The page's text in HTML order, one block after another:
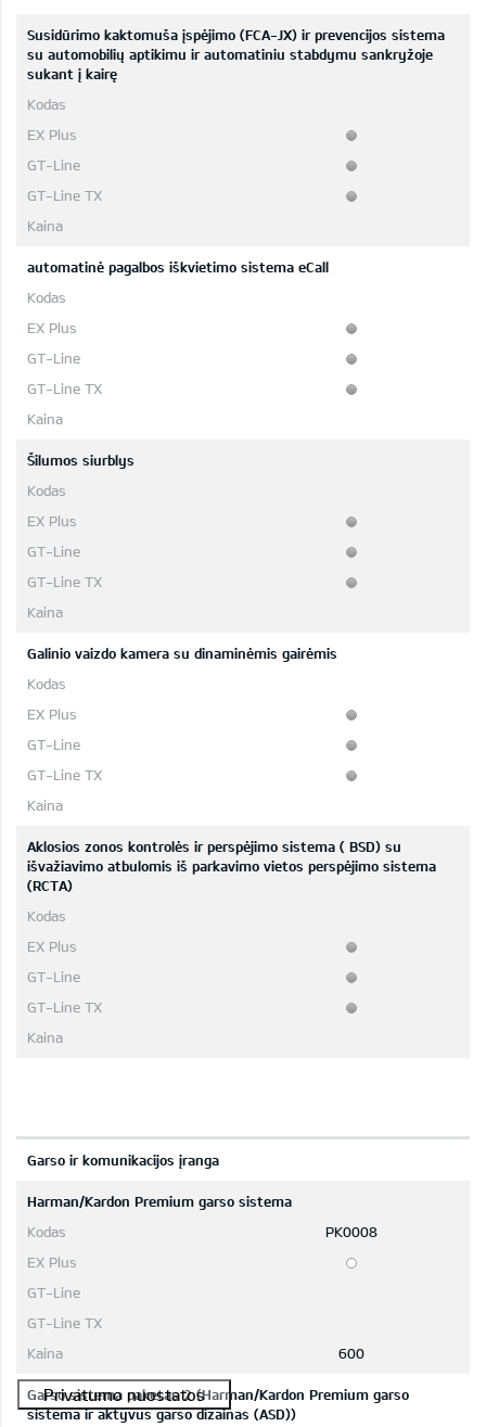
Susidūrimo kaktomuša įspėjimo (FCA-JX) ir prevencijos sistema
su automobilių aptikimu ir automatiniu stabdymu sankryžoje
sukant į kairę
automatinė pagalbos iškvietimo sistema eCall
Šilumos siurblys
Galinio vaizdo kamera su dinaminėmis gairėmis
Aklosios zonos kontrolės ir perspėjimo sistema ( BSD) su
išvažiavimo atbulomis iš parkavimo vietos perspėjimo sistema
(RCTA)
Garso ir komunikacijos įranga
Harman/Kardon Premium garso sistema
PK0008
600
Garso sistema paketas 2 (Harman/Kardon Premium garso
sistema ir aktyvus garso dizainas (ASD))